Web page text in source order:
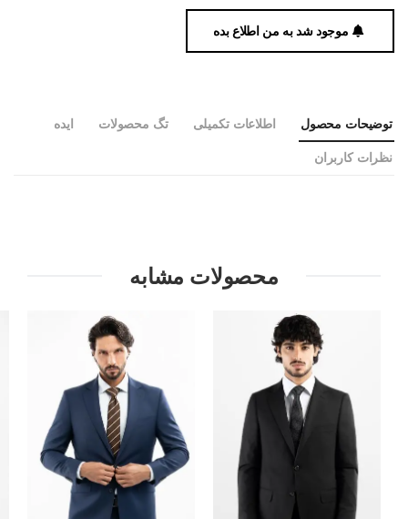
موجود شد به من اطلاع بده
توضیحات محصول اطلاعات تکمیلی تگ محصولات ایده
نظرات کاربران
محصولات مشابه